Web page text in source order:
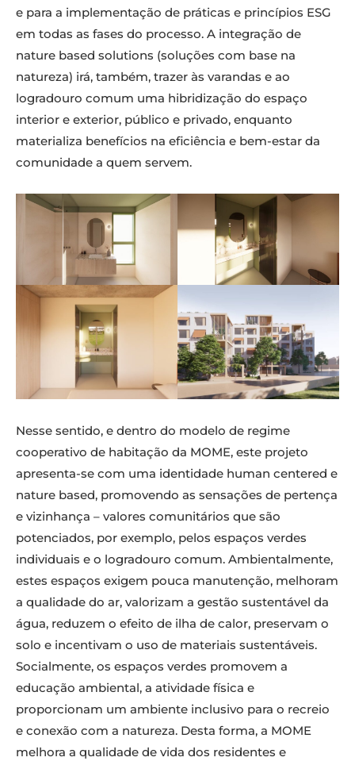
e para a implementação de práticas e princípios ESG
em todas as fases do processo. A integração de
nature based solutions (soluções com base na
natureza) irá, também, trazer às varandas e ao
logradouro comum uma hibridização do espaço
interior e exterior, público e privado, enquanto
materializa benefícios na eficiência e bem-estar da
comunidade a quem servem.
Nesse sentido, e dentro do modelo de regime
cooperativo de habitação da MOME, este projeto
apresenta-se com uma identidade human centered e
nature based, promovendo as sensações de pertença
e vizinhança – valores comunitários que são
potenciados, por exemplo, pelos espaços verdes
individuais e o logradouro comum. Ambientalmente,
estes espaços exigem pouca manutenção, melhoram
a qualidade do ar, valorizam a gestão sustentável da
água, reduzem o efeito de ilha de calor, preservam o
solo e incentivam o uso de materiais sustentáveis.
Socialmente, os espaços verdes promovem a
educação ambiental, a atividade física e
proporcionam um ambiente inclusivo para o recreio
e conexão com a natureza. Desta forma, a MOME
melhora a qualidade de vida dos residentes e